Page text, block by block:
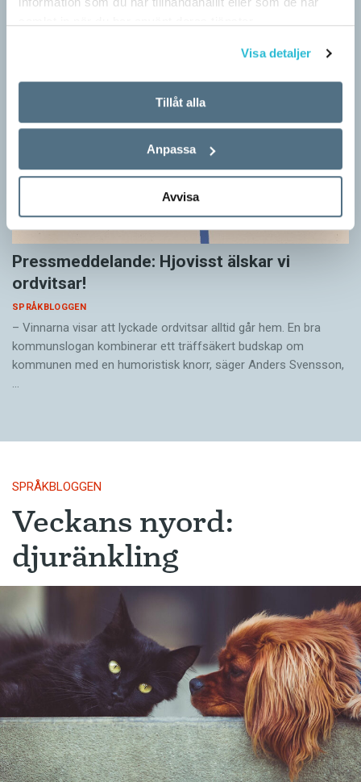
Visa detaljer
Tillåt alla
Anpassa
Avvisa
Pressmeddelande: Hjovisst älskar vi
ordvitsar!
SPRÅKBLOGGEN
– Vinnarna visar att lyckade ordvitsar alltid går hem. En bra
kommunslogan kombinerar ett träffsäkert budskap om
kommunen med en humoristisk knorr, säger Anders Svensson,
…
SPRÅKBLOGGEN
Veckans nyord:
djuränkling